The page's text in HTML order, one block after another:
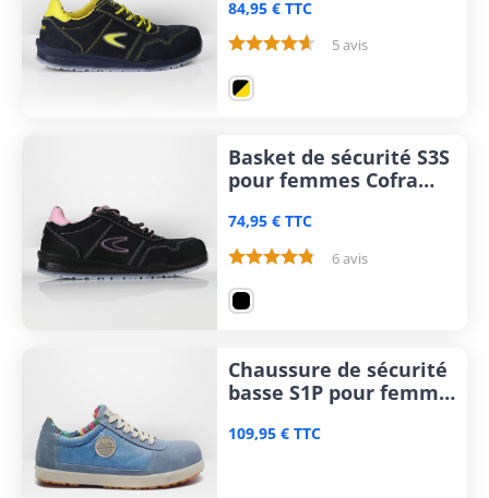
84,95 € TTC
5 avis
Basket de sécurité S3S
pour femmes Cofra
74,95 € TTC
6 avis
Chaussure de sécurité
basse S1P pour femme
109,95 € TTC